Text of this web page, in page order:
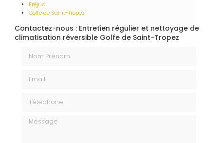
Fréjus
Golfe de Saint-Tropez
Contactez-nous : Entretien régulier et nettoyage de
climatisation réversible Golfe de Saint-Tropez
Message